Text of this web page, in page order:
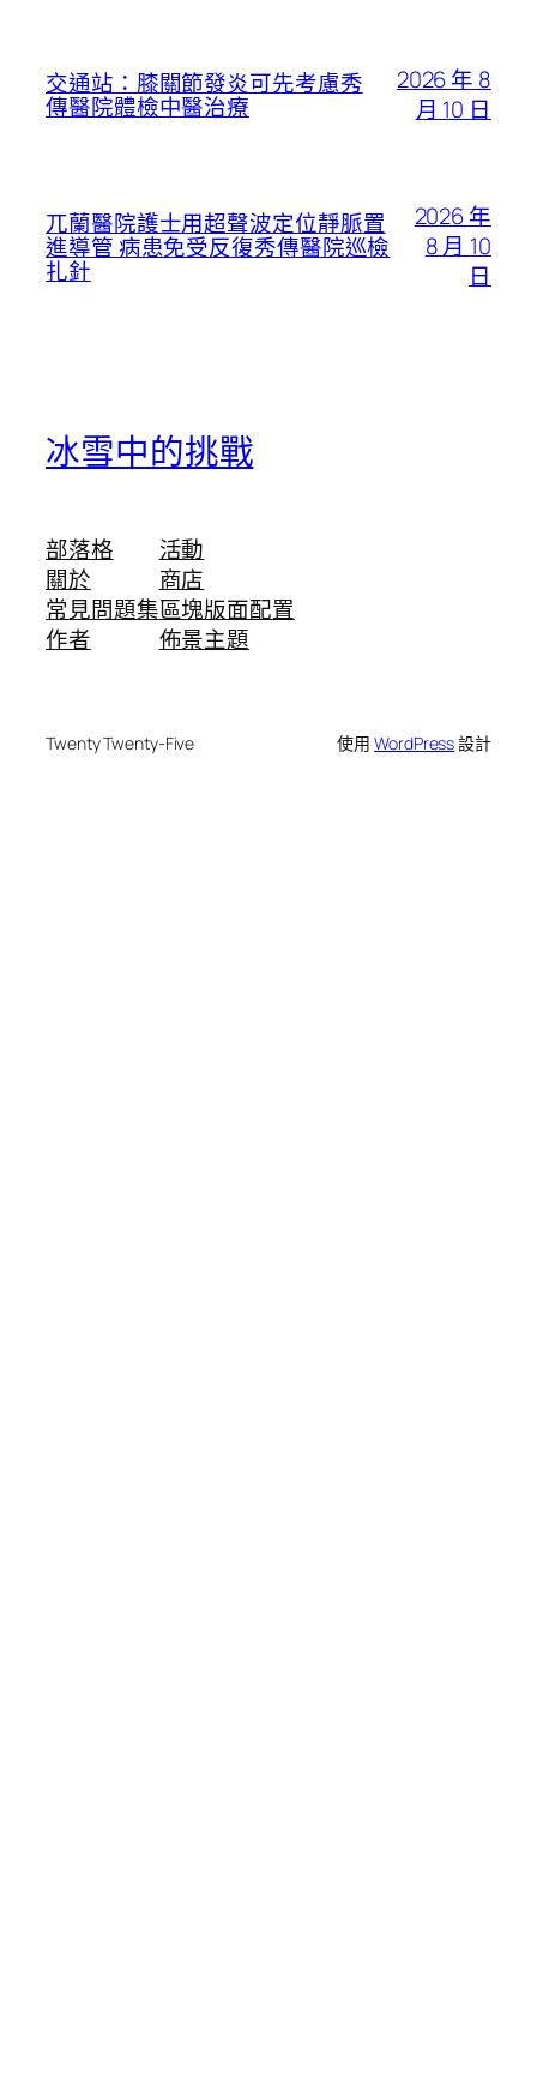
交通站：膝關節發炎可先考慮秀
傳醫院體檢中醫治療
2026 年 8
月 10 日
兀蘭醫院護士用超聲波定位靜脈置
進導管 病患免受反復秀傳醫院巡檢
扎針
2026 年
8 月 10
日
冰雪中的挑戰
部落格
關於
常見問題集
作者
活動
商店
區塊版面配置
佈景主題
Twenty Twenty-Five 使用WordPress設計